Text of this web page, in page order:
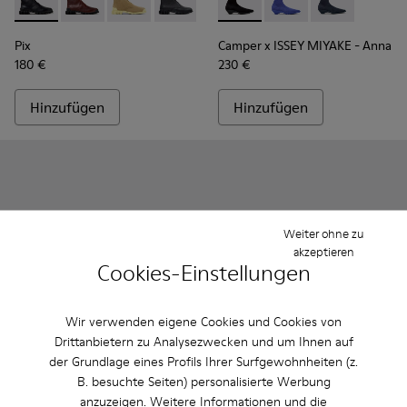
Cookies-Einstellungen
Wir verwenden eigene Cookies und Cookies von
Drittanbietern zu Analysezwecken und um Ihnen auf
der Grundlage eines Profils Ihrer Surfgewohnheiten (z.
B. besuchte Seiten) personalisierte Werbung
anzuzeigen. Weitere Informationen und die
Weiter ohne zu
akzeptieren
Pix - K400830-005 - Schwarze Lederstiefeletten für
Pix - K400830-006
Pix - K400830-004
Pix - K400830-001
Pix
180 €
Hinzufügen
Camper x ISSEY MIYAKE
Camper x ISSEY
Camper x
Camper x ISSEY MIYAKE - Anna
230 €
Hinzufügen
Tasha - K201659-006 - Schwarze Ledersandalen Für Damen
Tasha - K201659-012
Tasha - K201659-011Casi Myra - K201629-017 -
Casi Myra -Casi Myra -